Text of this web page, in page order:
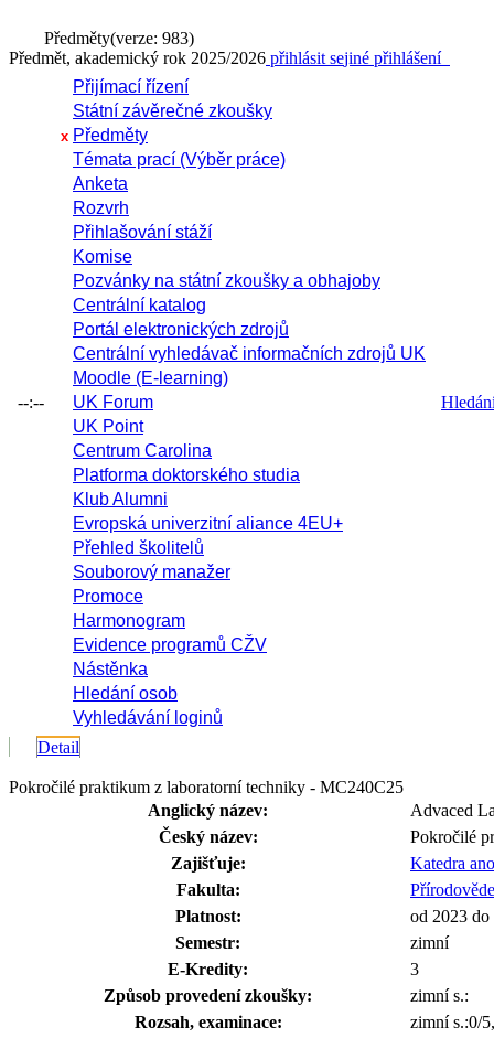
Předměty(verze: 983)
Předmět, akademický rok 2025/2026 přihlásit sejiné přihlášení
--:--
Přijímací řízení
Státní závěrečné zkoušky
x Předměty
Témata prací (Výběr práce)
Anketa
Rozvrh
Přihlašování stáží
Komise
Pozvánky na státní zkoušky a obhajoby
Centrální katalog
Portál elektronických zdrojů
Centrální vyhledávač informačních zdrojů UK
Moodle (E-learning)
UK Forum
UK Point
Centrum Carolina
Platforma doktorského studia
Klub Alumni
Evropská univerzitní aliance 4EU+
Přehled školitelů
Souborový manažer
Promoce
Harmonogram
Evidence programů CŽV
Nástěnka
Hledání osob
Vyhledávání loginů
Detail
Pokročilé praktikum z laboratorní techniky - MC240C25
Anglický název:
Advaced
Český název:
Pokročilé
Zajišťuje:
Katedra
Fakulta:
Platnost:
od 2023 do
Semestr:
zimní
E-Kredity:
3
Způsob provedení zkoušky:
zimní s.:
Rozsah, examinace:
zimní s.:0/